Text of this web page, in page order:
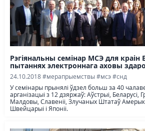
Рэгіянальны семінар МСЭ для краін
пытаннях электроннага аховы
24.10.2018#мерапрыемствы#мсэ#снд
У семінары прынялі ўдзел больш за 40
арганізацыі з 12 дзяржаў: Аўстрыі, Беларусі,
Малдовы, Славеніі, Злучаных Штатаў
Швейцарыі і Японіі.